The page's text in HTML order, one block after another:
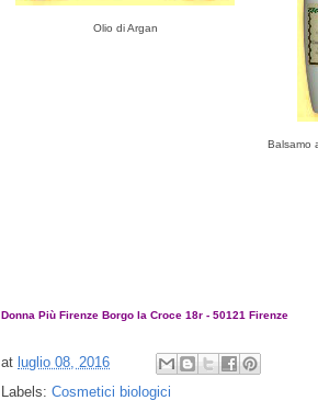
Olio di Argan
Balsamo
Donna Più Firenze Borgo la Croce 18r - 50121 Firenze
at luglio 08, 2016
Labels: Cosmetici biologici